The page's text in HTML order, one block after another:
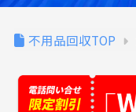
不用品回収TOP